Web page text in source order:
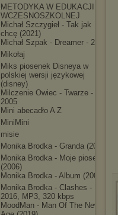
METODYKA W EDUKACJI
WCZESNOSZKOLNEJ
Michał Szczygieł - Tak jak
chcę (2021)
Michał Szpak - Dreamer - 2018
Mikołaj
Miks piosenek Disneya w
polskiej wersji językowej
(disney)
Milczenie Owiec - Twarze -
2005
Mini abecadło A Z
MiniMini
misie
Monika Brodka - Granda (2010)
Monika Brodka - Moje piosenki
(2006)
Monika Brodka - Album (2004)
Monika Brodka - Clashes -
2016, MP3, 320 kbps
MoodMan - Man Of The New